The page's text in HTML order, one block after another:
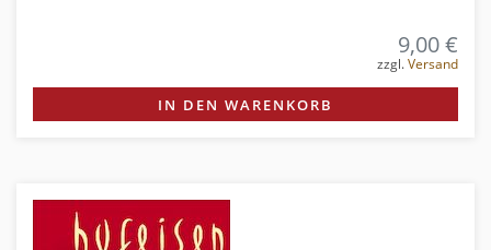
9,00 €
zzgl.Versand
IN DEN WARENKORB